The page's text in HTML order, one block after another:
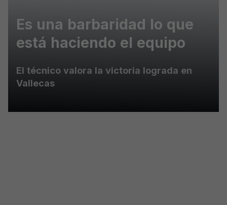
Es una barbaridad lo que
está haciendo el equipo
El técnico valora la victoria lograda en
Vallecas